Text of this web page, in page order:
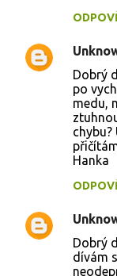
Dobrý
po
medu,
chybu?
Hanka
Dobrý
dívám